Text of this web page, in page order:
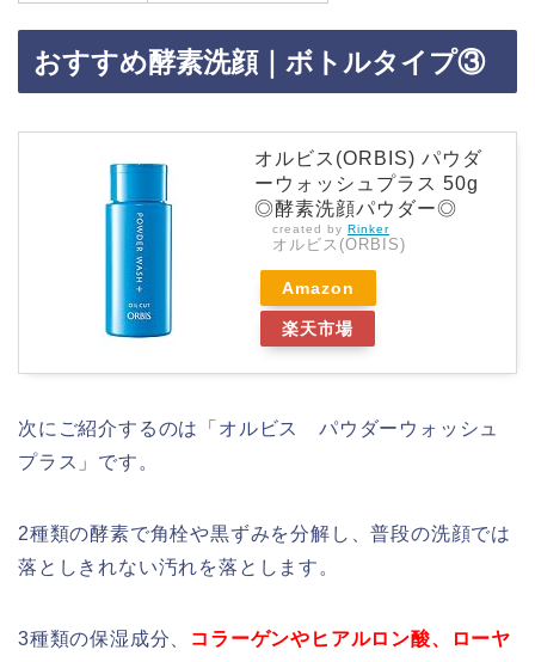
おすすめ酵素洗顔｜ボトルタイプ③
オルビス(ORBIS) パウダ
ーウォッシュプラス 50g
◎酵素洗顔パウダー◎
created by Rinker
オルビス(ORBIS)
Amazon
楽天市場
次にご紹介するのは「オルビス パウダーウォッシュ
プラス」です。
2種類の酵素で角栓や黒ずみを分解し、普段の洗顔では
落としきれない汚れを落とします。
3種類の保湿成分、
コラーゲンやヒアルロン酸、ローヤ